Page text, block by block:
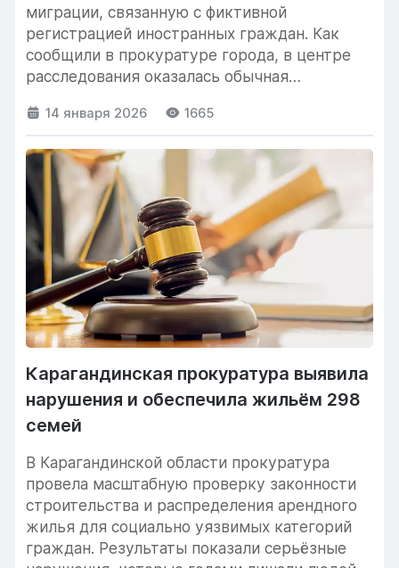
миграции, связанную с фиктивной
регистрацией иностранных граждан. Как
сообщили в прокуратуре города, в центре
расследования оказалась обычная
14 января 2026 1665
Карагандинская прокуратура выявила
нарушения и обеспечила жильём 298
семей
В Карагандинской области прокуратура
провела масштабную проверку законности
строительства и распределения арендного
жилья для социально уязвимых категорий
граждан. Результаты показали серьёзные